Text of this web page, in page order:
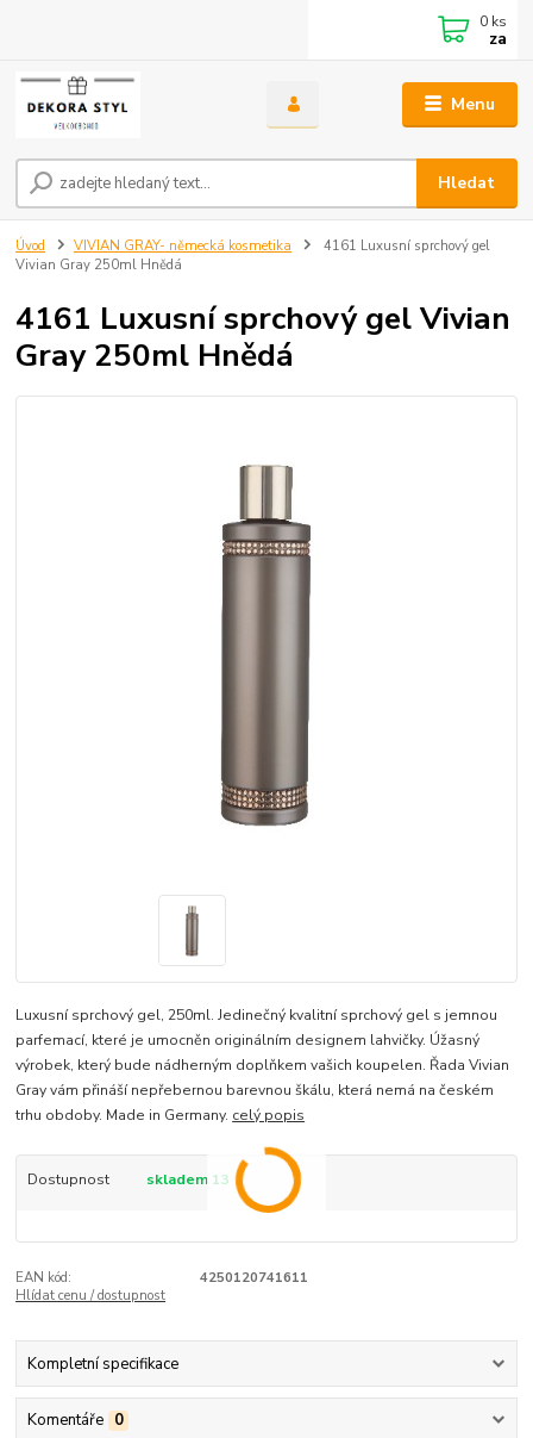
Menu
Hledat
0 ks
za
Úvod VIVIAN GRAY- německá kosmetika
4161 Luxusní sprchový gel
Vivian Gray 250ml Hnědá
4161 Luxusní sprchový gel Vivian
Gray 250ml Hnědá
Luxusní sprchový gel, 250ml. Jedinečný kvalitní sprchový gel s jemnou
parfemací, které je umocněn originálním designem lahvičky. Úžasný
výrobek, který bude nádherným doplňkem vašich koupelen. Řada Vivian
Gray vám přináší nepřebernou barevnou škálu, která nemá na českém
trhu obdoby. Made in Germany. celý popis
Dostupnost skladem 13
EAN kód:
4250120741611
Hlídat cenu / dostupnost
Kompletní specifikace
Komentáře 0